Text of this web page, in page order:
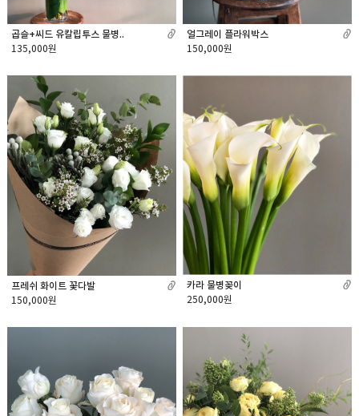
곱슬+씨드 유칼립투스 물병..
135,000원
얼그레이 플라워박스
150,000원
프레쉬 화이트 꽃다발
150,000원
카라 물병꽂이
250,000원